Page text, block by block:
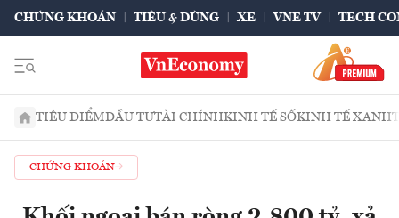
CHỨNG KHOÁN TIÊU & DÙNG XE VNE TV TECH
TIÊU ĐIỂMĐẦU TƯTÀI CHÍNHKINH TẾ SỐKINH TẾ XANH
CHỨNG KHOÁN